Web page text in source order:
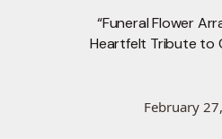
“Funeral Flower
Heartfelt Tribute to
February